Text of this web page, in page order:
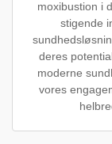
moxibustion i
stigende
deres
moderne
vores